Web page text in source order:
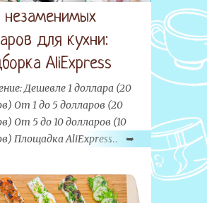
незаменимых
для кухни:
AliExpress
Дешевле 1 доллара (20
От 1 до 5 долларов (20
От 5 до 10 долларов (10
Площадка AliExpress
товаров на любой
Отдельный большой